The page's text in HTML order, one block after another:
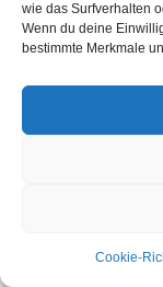
wie das Surfverhalten
Wenn du deine
bestimmte Merkmale
Cookie-